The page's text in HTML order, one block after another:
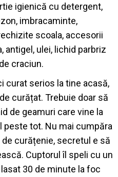
igienică cu detergent,
imbracaminte,
scoala, accesorii
antigel, ulei, lichid parbriz
craciun.
curat serios la tine acasă,
curățat. Trebuie doar să
de geamuri care vine la
peste tot. Nu mai cumpăra
curățenie, secretul e să
Cuptorul îl speli cu un
30 de minute la foc